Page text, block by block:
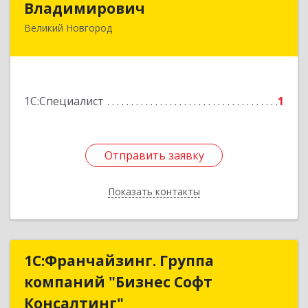
Владимирович
Великий Новгород
1С:Специалист 1
Отправить заявку
Показать контакты
173003, Новгородская обл, Великий Новгород
Отправить заявку
Назад
1С:Франчайзинг. Группа
компаний "Бизнес Софт
Консалтинг"
1С:Франчайзинг. Группа
компаний "Бизнес Софт